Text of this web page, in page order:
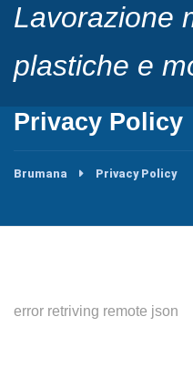
Lavorazione
plastiche e
Privacy Policy
Brumana Privacy Policy
error retriving remote json